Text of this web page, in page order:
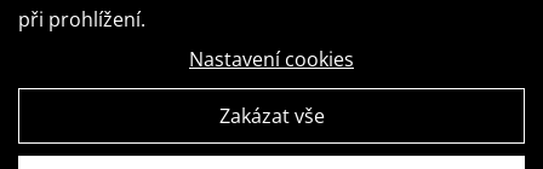
GDPR Ready
při prohlížení.
Nastavení cookies
Zakázat vše